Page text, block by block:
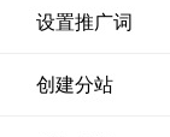
设置推广词
创建分站